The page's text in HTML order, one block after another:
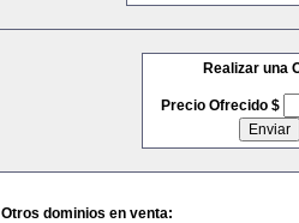
Realizar una
Precio Ofrecido $
Otros dominios en venta: